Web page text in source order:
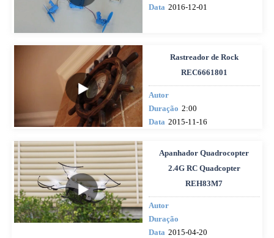
Data 2016-12-01
Rastreador de Rock
REC6661801
Autor
Duração 2:00
Data 2015-11-16
Apanhador Quadrocopter
2.4G RC Quadcopter
REH83M7
Autor
Duração
Data 2015-04-20